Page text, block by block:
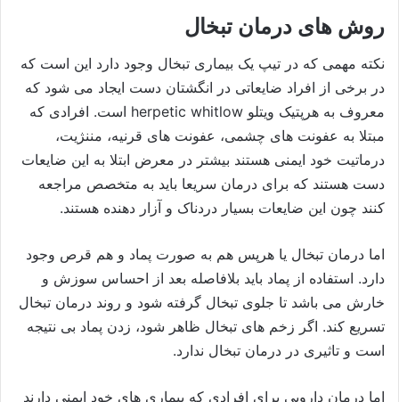
روش های درمان تبخال
نکته مهمی که در تیپ یک بیماری تبخال وجود دارد این است که
در برخی از افراد ضایعاتی در انگشتان دست ایجاد می شود که
معروف به هرپتیک ویتلو herpetic whitlow است. افرادی که
مبتلا به عفونت های چشمی، عفونت های قرنیه، مننژیت،
درماتیت خود ایمنی هستند بیشتر در معرض ابتلا به این ضایعات
دست هستند که برای درمان سریعا باید به متخصص مراجعه
کنند چون این ضایعات بسیار دردناک و آزار دهنده هستند.
اما درمان تبخال یا هرپس هم به صورت پماد و هم قرص وجود
دارد. استفاده از پماد باید بلافاصله بعد از احساس سوزش و
خارش می باشد تا جلوی تبخال گرفته شود و روند درمان تبخال
تسریع کند. اگر زخم های تبخال ظاهر شود، زدن پماد بی نتیجه
است و تاثیری در درمان تبخال ندارد.
اما درمان دارویی برای افرادی که بیماری های خود ایمنی دارند